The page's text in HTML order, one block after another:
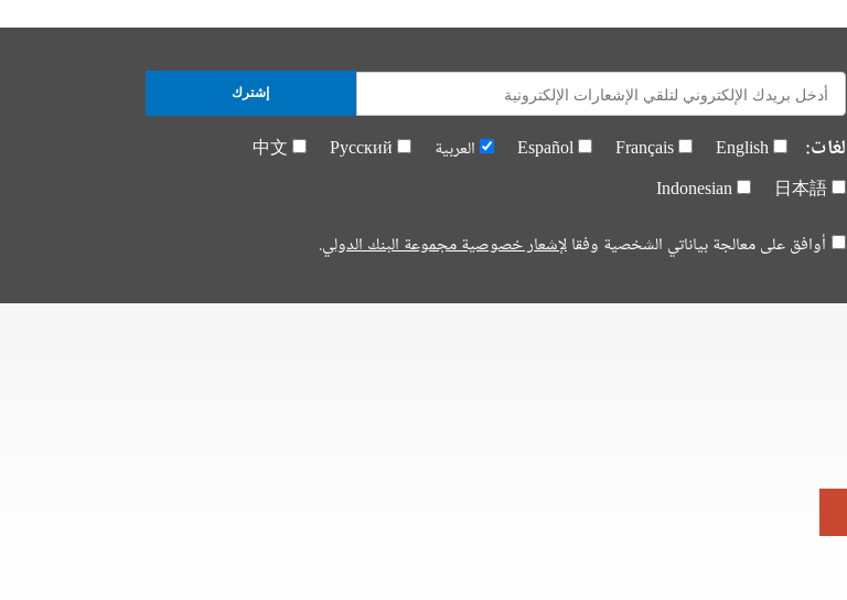
E-
mail:
لغات: English
Français
Español العربية Русский
中文
日本語
Indonesian
أوافق على معالجة بياناتي الشخصية وفقالإشعار خصوصية مجموعة البنك الدولي.
إشترك